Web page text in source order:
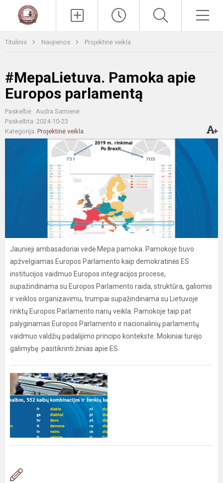
Titulinis Naujienos Projektinė veikla
#MepaLietuva. Pamoka apie
Europos parlamentą
Paskelbė : Audra Samienė
Paskelbta: 2024-10-23
Kategorija: Projektinė veikla
Jaunieji ambasadoriai vedė Mepa pamoka. Pamokoje buvo
apžvelgiamas Europos Parlamento kaip demokratinės ES
institucijos vaidmuo Europos integracijos procese,
supažindinama su Europos Parlamento raida, struktūra, galiomis
ir veiklos organizavimu, trumpai supažindinama su Lietuvoje
rinktų Europos Parlamento narių veikla. Pamokoje taip pat
palyginamas Europos Parlamento ir nacionalinių parlamentų
vaidmuo valdžių padalijimo principo kontekste. Mokiniai turėjo
galimybę pasitikrinti žinias apie ES.